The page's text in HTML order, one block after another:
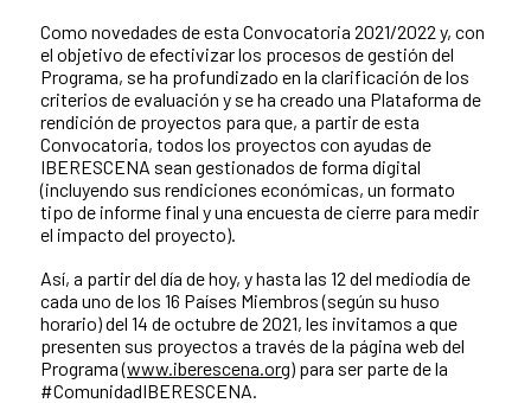
Como novedades de esta Convocatoria 2021/2022 y, con
el objetivo de efectivizar los procesos de gestión del
Programa, se ha profundizado en la clarificación de los
criterios de evaluación y se ha creado una Plataforma de
rendición de proyectos para que, a partir de esta
Convocatoria, todos los proyectos con ayudas de
IBERESCENA sean gestionados de forma digital
(incluyendo sus rendiciones económicas, un formato
tipo de informe final y una encuesta de cierre para medir
el impacto del proyecto).
Así, a partir del día de hoy, y hasta las 12 del mediodía de
cada uno de los 16 Países Miembros (según su huso
horario) del 14 de octubre de 2021, les invitamos a que
presenten sus proyectos a través de la página web del
Programa (www.iberescena.org) para ser parte de la
#ComunidadIBERESCENA.